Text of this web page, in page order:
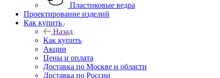
Пластиковые ведра
Проектирование изделий
Как купить
Назад
Как купить
Акции
Цены и оплата
Доставка по Москве и области
Доставка по России